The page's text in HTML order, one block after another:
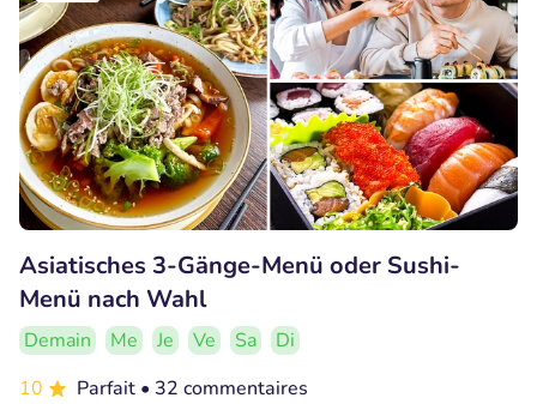
Asiatisches 3-Gänge-Menü oder Sushi-
Menü nach Wahl
Demain Me Je Ve Sa
Di
10
Parfait • 32 commentaires